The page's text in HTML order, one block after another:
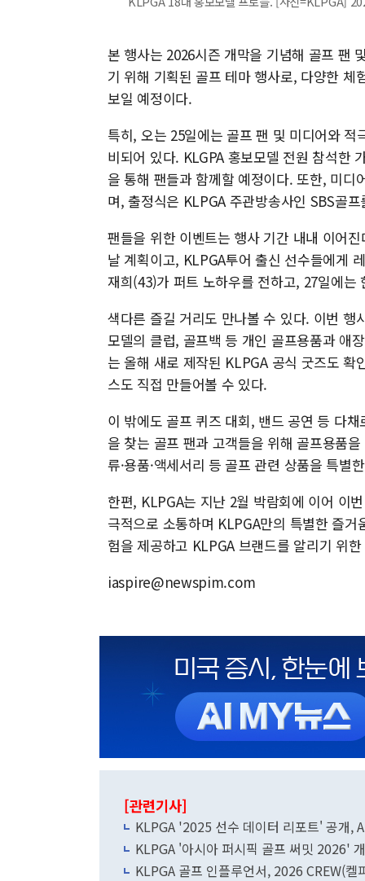
본 행사는 2026시즌 개막을 기념해 골프 팬
기 위해 기획된 골프 테마 행사로, 다양한
보일 예정이다.
특히, 오는 25일에는 골프 팬 및 미디어와
비되어 있다. KLGPA 홍보모델 전원 참석한
을 통해 팬들과 함께할 예정이다. 또한, 미
며, 출정식은 KLPGA 주관방송사인 SBS골
팬들을 위한 이벤트는 행사 기간 내내 이어
날 계획이고, KLPGA투어 출신 선수들에게
재희(43)가 퍼트 노하우를 전하고, 27일에
색다른 즐길 거리도 만나볼 수 있다. 이번
모델의 클럽, 골프백 등 개인 골프용품과 애
는 올해 새로 제작된 KLPGA 공식 굿즈도
스도 직접 만들어볼 수 있다.
이 밖에도 골프 퀴즈 대회, 밴드 공연 등 다
을 찾는 골프 팬과 고객들을 위해 골프용품
류·용품·액세서리 등 골프 관련 상품을 특별
한편, KLPGA는 지난 2월 박람회에 이어 이
극적으로 소통하며 KLPGA만의 특별한 즐
험을 제공하고 KLPGA 브랜드를 알리기 위
iaspire@newspim.com
[관련기사]
KLPGA '2025 선수 데이터 리포트' 공개,
KLPGA '아시아 퍼시픽 골프 써밋 2026'
KLPGA 골프 인플루언서, 2026 CREW(켈